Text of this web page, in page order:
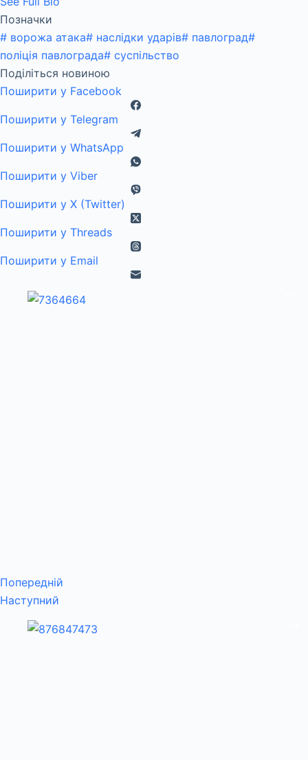
Позначки
# ворожа атака# наслідки ударів# павлоград#
поліція павлограда# суспільство
Поділіться новиною
Поширити у Facebook
Поширити у Telegram
Поширити у WhatsApp
Поширити у Viber
Поширити у X (Twitter)
Поширити у Threads
Поширити у Email
Попередній
Наступний